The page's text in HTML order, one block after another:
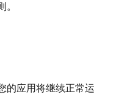
的应用将继续正常运